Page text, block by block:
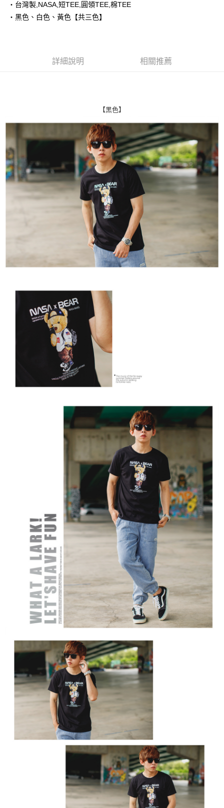
Google Pay
AFTEE先享後付是「在收到商品之後才付款」的支付方式。 讓您購物簡單
１．於結帳方式選擇「AFTEE先享後付」後，將跳轉至「AFTEE先享後付」
結帳頁面，進行簡訊認證並確認金額後，即可完成結帳。
２．訂單成立數日內，您將收到繳費通知簡訊。
３．收到繳費通知簡訊後14天內，點擊此簡訊中的連結，可透過四大超商／
ATM／網路銀行／等多元方式進行付款，方視為交易完成。
※ 請注意：結帳手續完成當下不需立刻繳費，但若您需要取消訂單，請聯絡
購買商品的店家。未經商家同意取消之訂單仍視為有效，需透過AFTEE先享
※ 交易是否成功請以「AFTEE先享後付 」之結帳頁面顯示為準，若有關於
是否繳費成功／繳費後需取消欲退款等相關疑問，請聯繫「AFTEE先享後付
https://netprotections.freshdesk.com/support/home
１．透過由恩沛科技股份有限公司提供之「AFTEE先享後付」服務完成之交
易，需依本服務之必要範圍內提供個人資料，並將交易相關給付款項請求債
權轉讓予恩沛科技股份有限公司。
２．關於個人資料處理事宜，請瀏覽以下網址：
「AFTEE先享後付」，若未經同意申辦者引起之損失，本公司不負相關責
４．使用「AFTEE先享後付」時，將依據個別帳號之用戶狀況，依本公司即
時審查核予不同之上限額度；若仍有額度不足之情形，本公司將視審查結果
請求用戶進行身份認證。
５．嚴禁一人註冊多個帳號或使用他人資訊註冊。若發現惡意使用之情形，
恩沛科技股份有限公司將有權停止該用戶之使用額度並採取法律行動。
每筆NT$80，滿NT$1,800(含以上)免運費
7-11付款取貨
每筆NT$80，滿NT$1,800(含以上)免運費
先付款後7-11取貨
每筆NT$80，滿NT$1,800(含以上)免運費
每筆NT$120，滿NT$3,000(含以上)免運費
‧台灣製,NASA,短TEE,圓領TEE,棉TEE
‧黑色、白色、黃色【共三色】
詳細說明 相關推薦
【黑色】